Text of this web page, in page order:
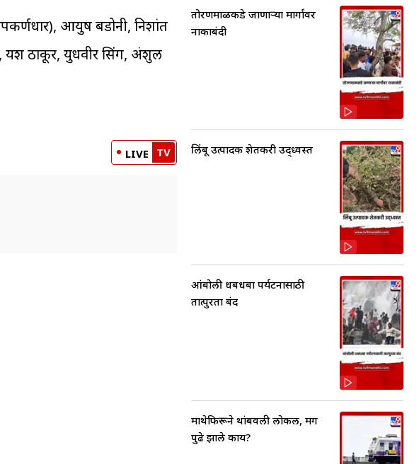
आयुष बडोनी, निशांत
यश ठाकूर, युधवीर सिंग, अंशुल
LIVE TV
तोरणमाळकडे जाणाऱ्या मार्गांवर
नाकाबंदी
लिंबू उत्पादक शेतकरी उद्ध्वस्त
आंबोली धबधबा पर्यटनासाठी
तात्पुरता बंद
माथेफिरूने थांबवली लोकल, मग
पुढे झाले काय?